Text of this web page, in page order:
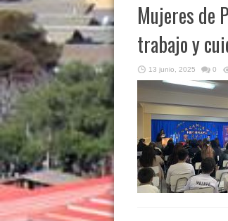
Mujeres de
trabajo y
13 junio, 2025 0